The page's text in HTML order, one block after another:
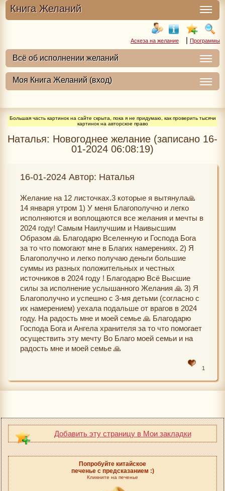
Книга Желаний
Аскеза на желание | Программы
Большая часть картинок на сайте скрыта, пока я не придумаю, как проверить тысячи
картинок на авторское право
Наталья: Новогоднее желание (записано 16-
01-2024 06:08:19)
16-01-2024 Автор: Наталья
Желание на 12 листочках.3 которые я вытянула🙏
14 января утром 1) У меня Благополучно и легко
исполняются и воплощаются все желания и мечты в
2024 году! Самым Наилучшим и Наивысшим
Образом 🙏 Благодарю Вселенную и Господа Бога
за то что помогают мне в Благих намерениях. 2) Я
Благополучно и легко получаю деньги большие
суммы из разных положительных и честных
источников в 2024 году ! Благодарю Всё Высшие
силы за исполнение услышанного Желания 🙏 3) Я
Благополучно и успешно с 3-мя детьми (согласно с
их намерением) уехала подальше от врагов в 2024
году. На радость мне и моей семье 🙏 Благодарю
Господа Бога и Ангела хранителя за то что помогает
осуществить эту мечту Во Благо моей семьи и на
радость мне и моей семье 🙏
1
Добавить эту страницу в Мои закладки
Попробуйте китайское
печенье с предсказанием :)
Кликните на печенье